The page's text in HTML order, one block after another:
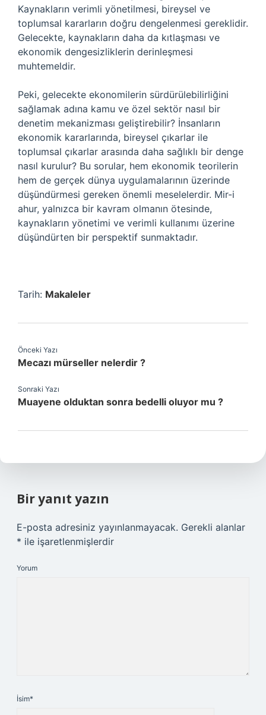
Kaynakların verimli yönetilmesi, bireysel ve
toplumsal kararların doğru dengelenmesi gereklidir.
Gelecekte, kaynakların daha da kıtlaşması ve
ekonomik dengesizliklerin derinleşmesi
muhtemeldir.
Peki, gelecekte ekonomilerin sürdürülebilirliğini
sağlamak adına kamu ve özel sektör nasıl bir
denetim mekanizması geliştirebilir? İnsanların
ekonomik kararlarında, bireysel çıkarlar ile
toplumsal çıkarlar arasında daha sağlıklı bir denge
nasıl kurulur? Bu sorular, hem ekonomik teorilerin
hem de gerçek dünya uygulamalarının üzerinde
düşündürmesi gereken önemli meselelerdir. Mir-i
ahur, yalnızca bir kavram olmanın ötesinde,
kaynakların yönetimi ve verimli kullanımı üzerine
düşündürten bir perspektif sunmaktadır.
Tarih: Makaleler
Önceki Yazı
Mecazı mürseller nelerdir ?
Sonraki Yazı
Muayene olduktan sonra bedelli oluyor mu ?
Bir yanıt yazın
E-posta adresiniz yayınlanmayacak. Gerekli alanlar
* ile işaretlenmişlerdir
Yorum
İsim*